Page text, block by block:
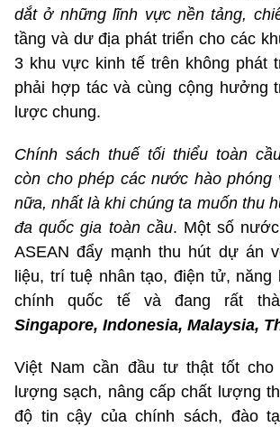
dắt ở những lĩnh vực nền tảng,
tầng và dư địa phát triển cho các
3 khu vực kinh tế trên không phát
phải hợp tác và cùng cộng hưởng
lược chung.
Chính sách thuế tối thiểu toàn
còn cho phép các nước hào phóng
nữa, nhất là khi chúng ta muốn thu
đa quốc gia toàn cầu. Một số
ASEAN đẩy mạnh thu hút dự án
liệu, trí tuệ nhân tạo, điện tử, năng
chính quốc tế và đang rất
Singapore, Indonesia, Malaysia,
Việt Nam cần đầu tư thật tốt cho
lượng sạch, nâng cấp chất lượng
độ tin cậy của chính sách, đào